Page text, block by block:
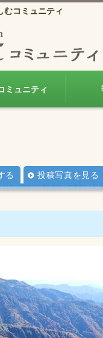
むコミュニティ
ミュニティ
る 投稿写真を見る